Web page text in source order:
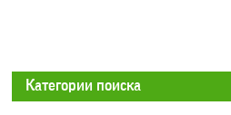
Категории поиска